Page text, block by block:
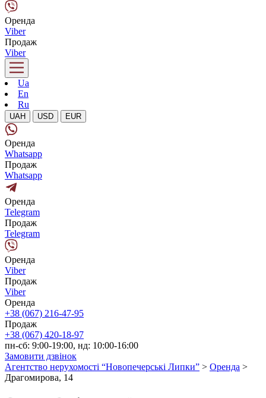
Оренда
Viber
Продаж
Viber
Ua
En
Ru
UAH USD EUR
Оренда
Whatsapp
Продаж
Whatsapp
Оренда
Telegram
Продаж
Telegram
Оренда
Viber
Продаж
Viber
Оренда
+38 (067) 216-47-95
Продаж
+38 (067) 420-18-97
пн-сб: 9:00-19:00, нд: 10:00-16:00
Замовити дзвінок
Агентство нерухомості “Новопечерські Липки” > Оренда >
Драгомирова, 14